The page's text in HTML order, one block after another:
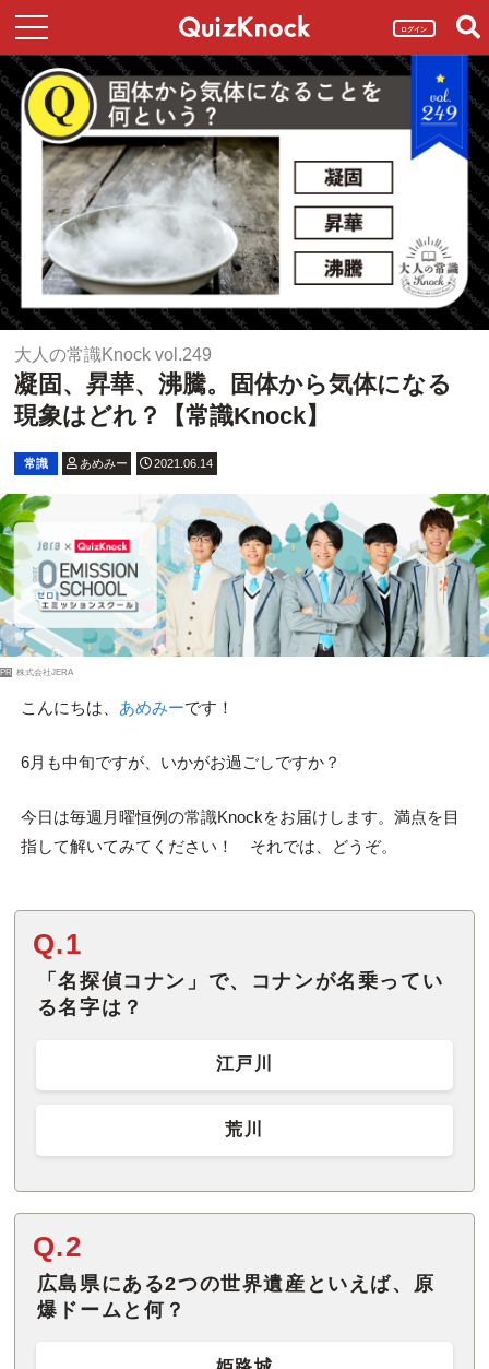
ログイン
大人の常識Knock vol.249
凝固、昇華、沸騰。固体から気体になる
現象はどれ？【常識Knock】
常識 あめみー 2021.06.14
PR 株式会社JERA
こんにちは、 あめみーです！
6月も中旬ですが、いかがお過ごしですか？
今日は毎週月曜恒例の常識Knockをお届けします。満点を目
指して解いてみてください！ それでは、どうぞ。
Q.1
「名探偵コナン」で、コナンが名乗ってい
る名字は？
江戸川
荒川
Q.2
広島県にある2つの世界遺産といえば、原
爆ドームと何？